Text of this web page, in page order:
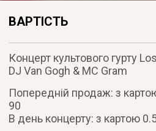
ВАРТІСТЬ
Концерт культового гурту
DJ Van Gogh & MC Gram
Попередній продаж: з
90
В день концерту: з картою